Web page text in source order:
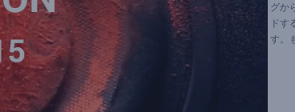
グか
ドす
す。